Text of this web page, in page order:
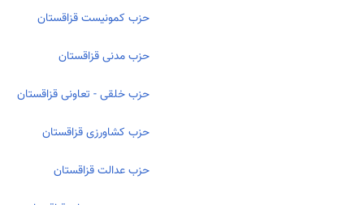
حزب کمونیست قزاقستان
حزب مدنی قزاقستان
حزب خلقی - تعاونی قزاقستان
حزب کشاورزی قزاقستان
حزب عدالت قزاقستان